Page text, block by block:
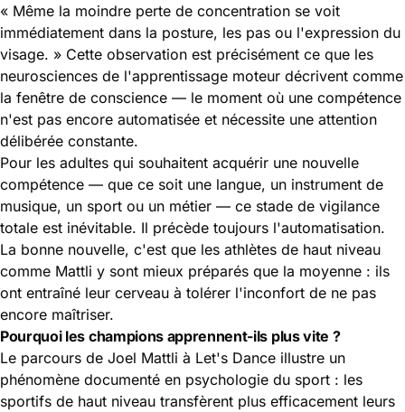
« Même la moindre perte de concentration se voit
immédiatement dans la posture, les pas ou l'expression du
visage. » Cette observation est précisément ce que les
neurosciences de l'apprentissage moteur décrivent comme
la fenêtre de conscience — le moment où une compétence
n'est pas encore automatisée et nécessite une attention
délibérée constante.
Pour les adultes qui souhaitent acquérir une nouvelle
compétence — que ce soit une langue, un instrument de
musique, un sport ou un métier — ce stade de vigilance
totale est inévitable. Il précède toujours l'automatisation.
La bonne nouvelle, c'est que les athlètes de haut niveau
comme Mattli y sont mieux préparés que la moyenne : ils
ont entraîné leur cerveau à tolérer l'inconfort de ne pas
encore maîtriser.
Pourquoi les champions apprennent-ils plus vite ?
Le parcours de Joel Mattli à Let's Dance illustre un
phénomène documenté en psychologie du sport : les
sportifs de haut niveau transfèrent plus efficacement leurs